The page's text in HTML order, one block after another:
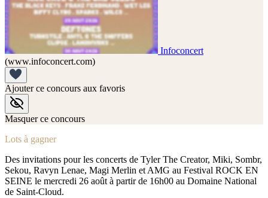
Infoconcert
(www.infoconcert.com)
Ajouter ce concours aux favoris
Masquer ce concours
Lots à gagner
Des invitations pour les concerts de Tyler The Creator, Miki, Sombr,
Sekou, Ravyn Lenae, Magi Merlin et AMG au Festival ROCK EN
SEINE le mercredi 26 août à partir de 16h00 au Domaine National
de Saint-Cloud.